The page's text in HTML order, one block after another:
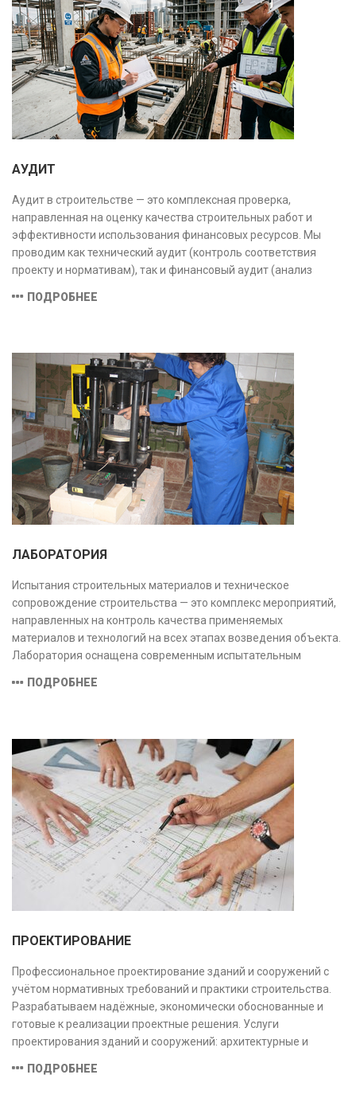
АУДИТ
Аудит в строительстве — это комплексная проверка,
направленная на оценку качества строительных работ и
эффективности использования финансовых ресурсов. Мы
проводим как технический аудит (контроль соответствия
проекту и нормативам), так и финансовый аудит (анализ
безопасность и экономическую обоснованность проекта.
ПОДРОБНЕЕ
ЛАБОРАТОРИЯ
Испытания строительных материалов и техническое
сопровождение строительства — это комплекс мероприятий,
направленных на контроль качества применяемых
материалов и технологий на всех этапах возведения объекта.
Лаборатория оснащена современным испытательным
соответствующими заявленной области аккредитации.
ПОДРОБНЕЕ
ПРОЕКТИРОВАНИЕ
Профессиональное проектирование зданий и сооружений с
учётом нормативных требований и практики строительства.
Разрабатываем надёжные, экономически обоснованные и
готовые к реализации проектные решения. Услуги
проектирования зданий и сооружений: архитектурные и
сметная документация. Полный цикл работ с учётом норм и
ПОДРОБНЕЕ